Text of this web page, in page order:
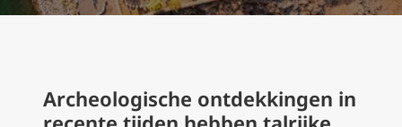
Archeologische ontdekkingen in